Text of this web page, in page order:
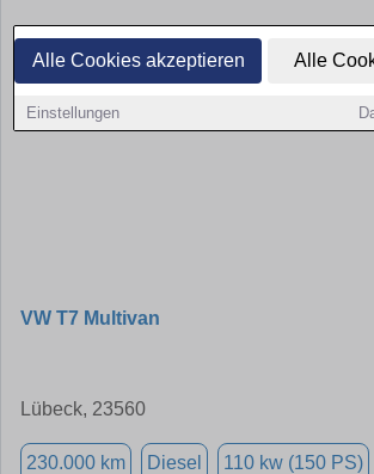
Alle Cookies akzeptieren Alle
Einstellungen
VW T7 Multivan
Lübeck, 23560
230.000 km Diesel 110 kw (150 PS)